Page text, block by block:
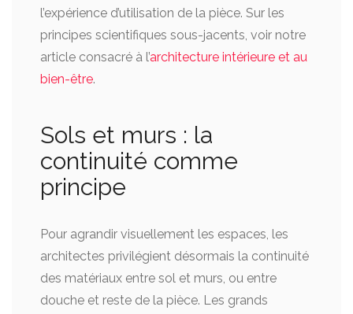
l’expérience d’utilisation de la pièce. Sur les
principes scientifiques sous-jacents, voir notre
article consacré à l’architecture intérieure et au
bien-être.
Sols et murs : la
continuité comme
principe
Pour agrandir visuellement les espaces, les
architectes privilégient désormais la continuité
des matériaux entre sol et murs, ou entre
douche et reste de la pièce. Les grands